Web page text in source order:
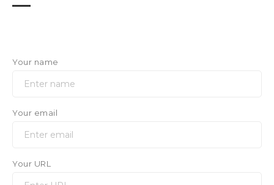
Your name
Your email
Your URL